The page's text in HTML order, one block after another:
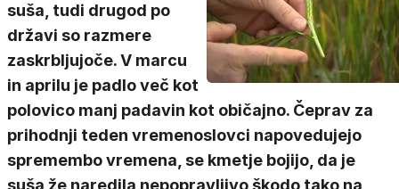
suša, tudi drugod po
državi so razmere
zaskrbljujoče. V marcu
in aprilu je padlo več kot
polovico manj padavin kot običajno. Čeprav za
prihodnji teden vremenoslovci napovedujejo
spremembo vremena, se kmetje bojijo, da je
suša že naredila nepopravljivo škodo tako na